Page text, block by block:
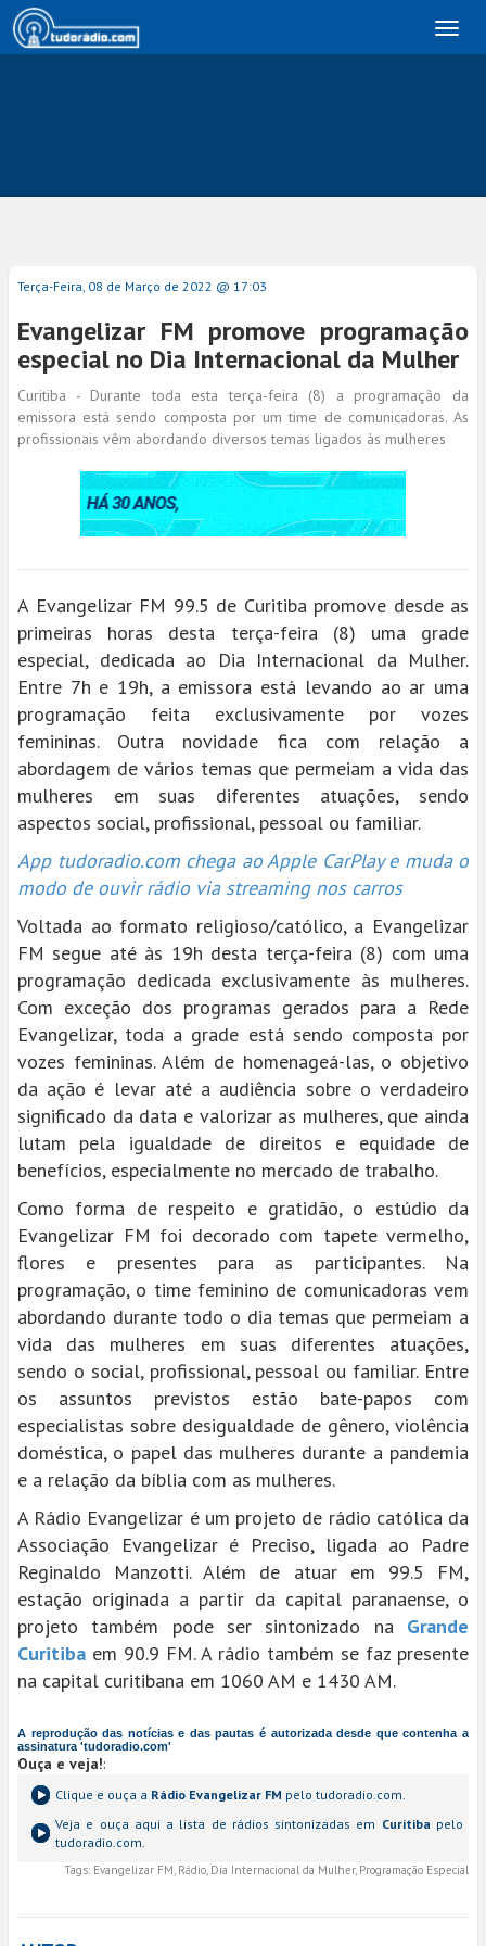
Terça-Feira, 08 de Março de 2022 @ 17:03
Evangelizar FM promove programação
especial no Dia Internacional da Mulher
Curitiba - Durante toda esta terça-feira (8) a programação da
emissora está sendo composta por um time de comunicadoras. As
profissionais vêm abordando diversos temas ligados às mulheres
A Evangelizar FM 99.5 de Curitiba promove desde as
primeiras horas desta terça-feira (8) uma grade
especial, dedicada ao Dia Internacional da Mulher.
Entre 7h e 19h, a emissora está levando ao ar uma
programação feita exclusivamente por vozes
femininas. Outra novidade fica com relação a
abordagem de vários temas que permeiam a vida das
mulheres em suas diferentes atuações, sendo
aspectos social, profissional, pessoal ou familiar.
App tudoradio.com chega ao Apple CarPlay e muda o
modo de ouvir rádio via streaming nos carros
Voltada ao formato religioso/católico, a Evangelizar
FM segue até às 19h desta terça-feira (8) com uma
programação dedicada exclusivamente às mulheres.
Com exceção dos programas gerados para a Rede
Evangelizar, toda a grade está sendo composta por
vozes femininas. Além de homenageá-las, o objetivo
da ação é levar até a audiência sobre o verdadeiro
significado da data e valorizar as mulheres, que ainda
lutam pela igualdade de direitos e equidade de
benefícios, especialmente no mercado de trabalho.
Como forma de respeito e gratidão, o estúdio da
Evangelizar FM foi decorado com tapete vermelho,
flores e presentes para as participantes. Na
programação, o time feminino de comunicadoras vem
abordando durante todo o dia temas que permeiam a
vida das mulheres em suas diferentes atuações,
sendo o social, profissional, pessoal ou familiar. Entre
os assuntos previstos estão bate-papos com
especialistas sobre desigualdade de gênero, violência
doméstica, o papel das mulheres durante a pandemia
e a relação da bíblia com as mulheres.
A Rádio Evangelizar é um projeto de rádio católica da
Associação Evangelizar é Preciso, ligada ao Padre
Reginaldo Manzotti. Além de atuar em 99.5 FM,
estação originada a partir da capital paranaense, o
projeto também pode ser sintonizado naGrande
Curitiba em 90.9 FM. A rádio também se faz presente
na capital curitibana em 1060 AM e 1430 AM.
A reprodução das notícias e das pautas é autorizada desde que contenha a
assinatura 'tudoradio.com'
Ouça e veja!:
Clique e ouça a Rádio Evangelizar FM pelo tudoradio.com.
Veja e ouça aqui a lista de rádios sintonizadas em Curitiba pelo
tudoradio.com.
Tags: Evangelizar FM, Rádio, Dia Internacional da Mulher, Programação Especial